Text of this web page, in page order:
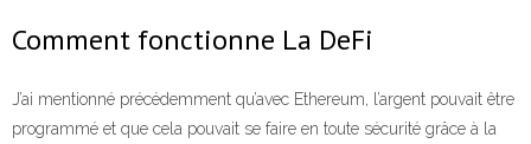
Comment fonctionne La DeFi
J’ai mentionné précédemment qu’avec Ethereum, l’argent pouvait être
programmé et que cela pouvait se faire en toute sécurité grâce à la